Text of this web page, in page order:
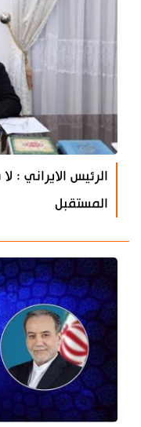
الرئيس الايراني :
المستقبل